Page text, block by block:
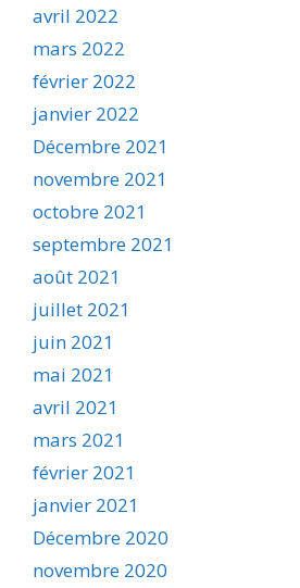
avril 2022
mars 2022
février 2022
janvier 2022
Décembre 2021
novembre 2021
octobre 2021
septembre 2021
août 2021
juillet 2021
juin 2021
mai 2021
avril 2021
mars 2021
février 2021
janvier 2021
Décembre 2020
novembre 2020